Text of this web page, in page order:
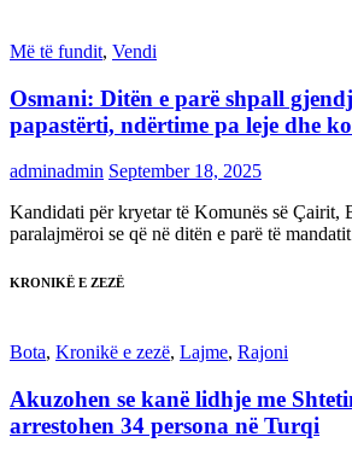
Më të fundit, Vendi
Osmani: Ditën e parë shpall
papastërti, ndërtime pa leje dhe
adminadmin September 18, 2025
Kandidati për kryetar të Komunës së Çairit,
paralajmëroi se që në ditën e parë të
KRONIKË E ZEZË
Bota, Kronikë e zezë, Lajme, Rajoni
Akuzohen se kanë lidhje me
arrestohen 34 persona në Turqi